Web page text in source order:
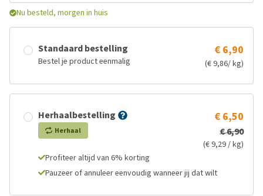
Nu besteld, morgen in huis
Standaard bestelling
Bestel je product eenmalig
€ 6,90
(€ 9,86/ kg)
Herhaalbestelling
Herhaal
€ 6,50
€ 6,90
(€ 9,29 / kg)
Profiteer altijd van 6% korting
Pauzeer of annuleer eenvoudig wanneer jij dat wilt